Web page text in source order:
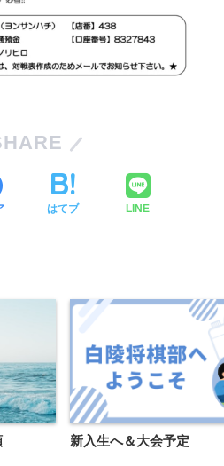
はてブ LINE
新入生へ＆大会予定